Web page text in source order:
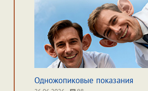
Одножопиковые показания